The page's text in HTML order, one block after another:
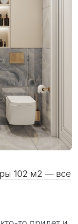
102 м2 — все